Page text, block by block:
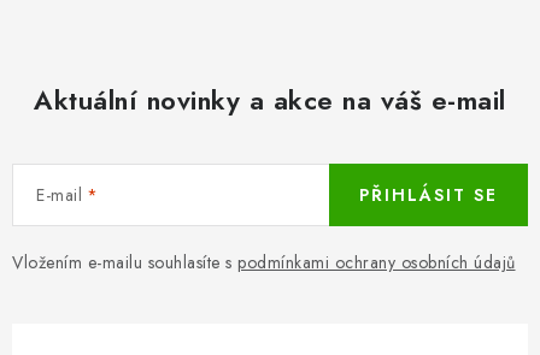
Aktuální novinky a akce na váš e-mail
E-mail
Vložením e-mailu souhlasíte s podmínkami ochrany osobních údajů
PŘIHLÁSIT SE